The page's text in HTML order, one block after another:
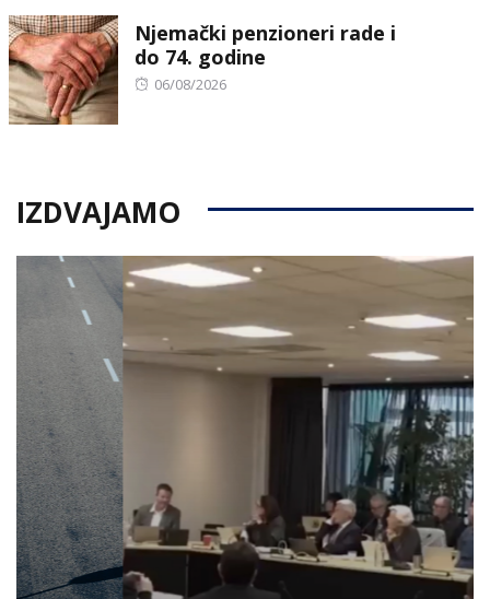
Njemački penzioneri rade i
do 74. godine
Posted
06/08/2026
IZDVAJAMO